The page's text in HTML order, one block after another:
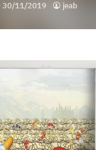
30/11/2019 jeab